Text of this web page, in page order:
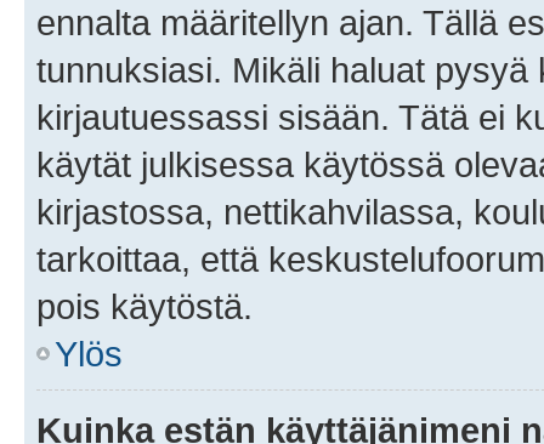
ennalta määritellyn ajan. Tällä
tunnuksiasi. Mikäli haluat
kirjautuessassi sisään. Tätä ei
käytät julkisessa käytössä
kirjastossa, nettikahvilassa,
tarkoittaa, että
pois käytöstä.
Ylös
Kuinka estän käyttäjänimeni